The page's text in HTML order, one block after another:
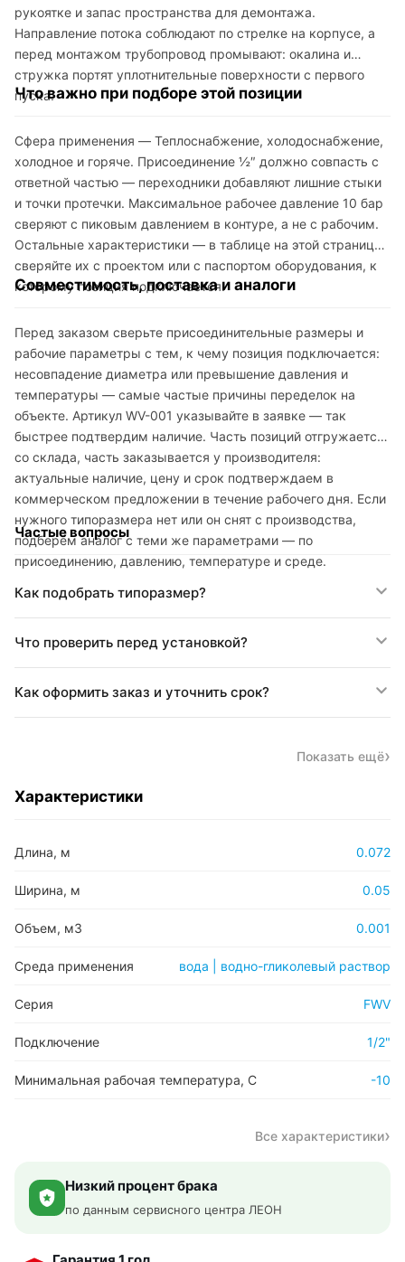
рукоятке и запас пространства для демонтажа.
Направление потока соблюдают по стрелке на корпусе, а
перед монтажом трубопровод промывают: окалина и
стружка портят уплотнительные поверхности с первого
пуска.
Что важно при подборе этой позиции
Сфера применения — Теплоснабжение, холодоснабжение,
холодное и горяче. Присоединение ½″ должно совпасть с
ответной частью — переходники добавляют лишние стыки
и точки протечки. Максимальное рабочее давление 10 бар
сверяют с пиковым давлением в контуре, а не с рабочим.
Остальные характеристики — в таблице на этой странице:
сверяйте их с проектом или с паспортом оборудования, к
которому позиция подключается.
Совместимость, поставка и аналоги
Перед заказом сверьте присоединительные размеры и
рабочие параметры с тем, к чему позиция подключается:
несовпадение диаметра или превышение давления и
температуры — самые частые причины переделок на
объекте. Артикул WV-001 указывайте в заявке — так
быстрее подтвердим наличие. Часть позиций отгружается
со склада, часть заказывается у производителя:
актуальные наличие, цену и срок подтверждаем в
коммерческом предложении в течение рабочего дня. Если
нужного типоразмера нет или он снят с производства,
подберём аналог с теми же параметрами — по
присоединению, давлению, температуре и среде.
Частые вопросы
Как подобрать типоразмер?
Что проверить перед установкой?
Как оформить заказ и уточнить срок?
Показать ещё
Характеристики
Длина, м 0.072
Ширина, м 0.05
Объем, м3 0.001
Среда применения вода | водно-гликолевый раствор
Серия FWV
Подключение 1/2"
Минимальная рабочая температура, С -10
Все характеристики
Низкий процент брака
по данным сервисного центра ЛЕОН